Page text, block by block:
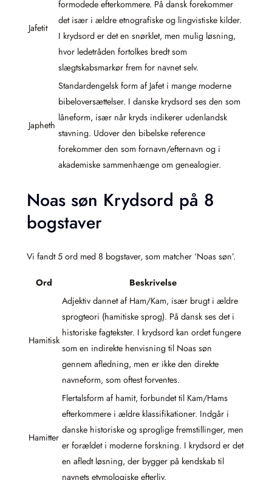
Jafetit
formodede efterkommere. På dansk forekommer
det især i ældre etnografiske og lingvistiske kilder.
I krydsord er det en snørklet, men mulig løsning,
hvor ledetråden fortolkes bredt som
slægtskabsmarkør frem for navnet selv.
Japheth
Standardengelsk form af Jafet i mange moderne
bibeloversættelser. I danske krydsord ses den som
låneform, især når kryds indikerer udenlandsk
stavning. Udover den bibelske reference
forekommer den som fornavn/efternavn og i
akademiske sammenhænge om genealogier.
Noas søn Krydsord på 8
bogstaver
Vi fandt 5 ord med 8 bogstaver, som matcher ‘Noas søn’.
Ord Beskrivelse
Hamitisk
Adjektiv dannet af Ham/Kam, især brugt i ældre
sprogteori (hamitiske sprog). På dansk ses det i
historiske fagtekster. I krydsord kan ordet fungere
som en indirekte henvisning til Noas søn
gennem afledning, men er ikke den direkte
navneform, som oftest forventes.
Hamitter
Flertalsform af hamit, forbundet til Kam/Hams
efterkommere i ældre klassifikationer. Indgår i
danske historiske og sproglige fremstillinger, men
er forældet i moderne forskning. I krydsord er det
en afledt løsning, der bygger på kendskab til
navnets etymologiske efterliv.